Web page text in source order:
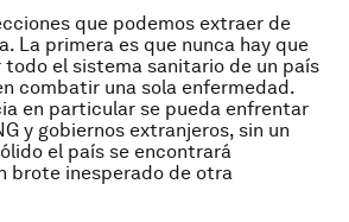
que podemos extraer de
La primera es que nunca hay que
el sistema sanitario de un país
combatir una sola enfermedad.
en particular se pueda enfrentar
y gobiernos extranjeros, sin un
el país se encontrará
brote inesperado de otra